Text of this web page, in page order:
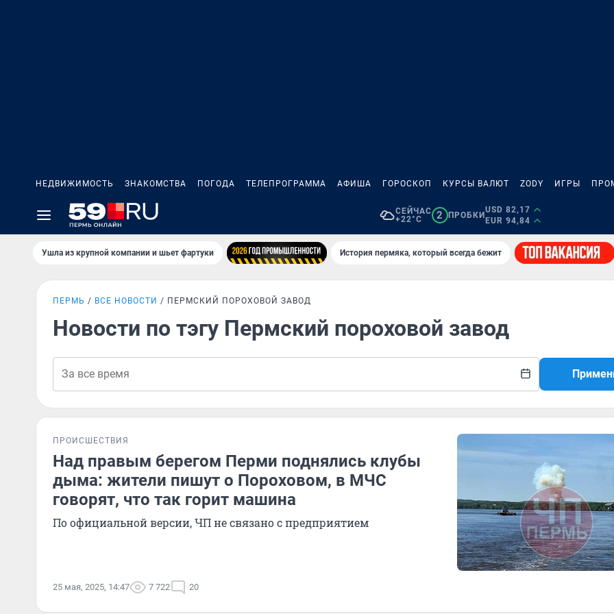
НЕДВИЖИМОСТЬ ЗНАКОМСТВА ПОГОДА ТЕЛЕПРОГРАММА АФИША ГОРОСКОП КУРСЫ ВАЛЮТ ZODY ИГРЫ
СЕЙЧАС
+22°C
2 ПРОБКИ
USD 82,17
EUR 94,84
Ушла из крупной компании и шьет фартуки История пермяка, который всегда бежит
ПЕРМЬ ВСЕ НОВОСТИ ПЕРМСКИЙ ПОРОХОВОЙ ЗАВОД
Новости по тэгу Пермский пороховой завод
ПРОИСШЕСТВИЯ
Над правым берегом Перми поднялись клубы
дыма: жители пишут о Пороховом, в МЧС
говорят, что так горит машина
По официальной версии, ЧП не связано с предприятием
25 мая, 2025, 14:47 7 722 20